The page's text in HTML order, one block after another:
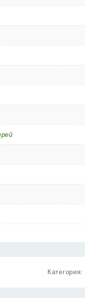
Категория: